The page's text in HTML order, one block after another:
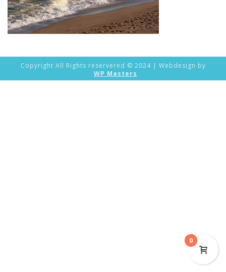
Copyright All Rights reservered © 2024 | Webdesign by
WP Masters
0